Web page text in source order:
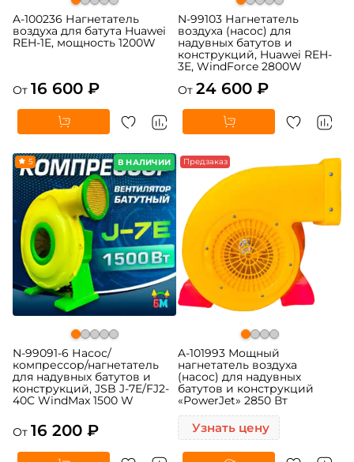
A-100236 Нагнетатель
воздуха для батута Huawei
REH-1E, мощность 1200W
От 16 600 ₽
N-99103 Нагнетатель
воздуха (насос) для
надувных батутов и
конструкций, Huawei REH-
3E, WindForce 2800W
От 24 600 ₽
В НАЛИЧИИ
5
N-99091-6 Насос/
компрессор/нагнетатель
для надувных батутов и
конструкций, JSB J-7E/FJ2-
40C WindMax 1500 W
От 16 200 ₽
Предзаказ
A-101993 Мощный
нагнетатель воздуха
(насос) для надувных
батутов и конструкций
«PowerJet» 2850 Вт
Узнать цену